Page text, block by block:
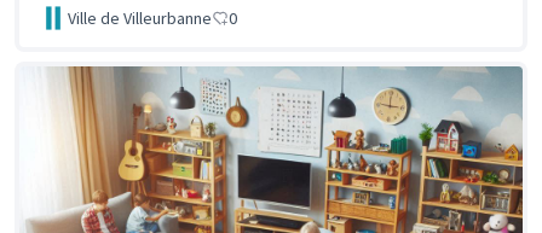
Ville de Villeurbanne 0